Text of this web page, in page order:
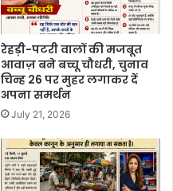
रेहड़ी-पटरी वालों की मजबूत
आवाज़ बने बच्चू चौधरी, चुनाव
चिन्ह 26 पर मुहर लगाकर दें
अपना समर्थन
July 21, 2026